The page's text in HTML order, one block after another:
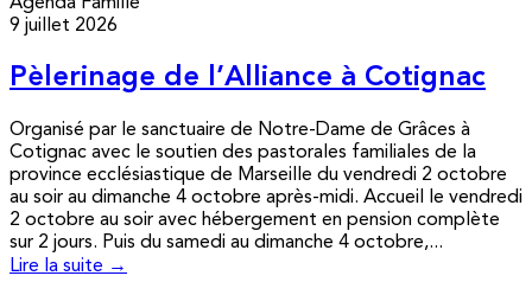
Agenda Famille
9 juillet 2026
Pèlerinage de l’Alliance à Cotignac
Organisé par le sanctuaire de Notre-Dame de Grâces à
Cotignac avec le soutien des pastorales familiales de la
province ecclésiastique de Marseille du vendredi 2 octobre
au soir au dimanche 4 octobre après-midi. Accueil le vendredi
2 octobre au soir avec hébergement en pension complète
sur 2 jours. Puis du samedi au dimanche 4 octobre,...
Lire la suite →